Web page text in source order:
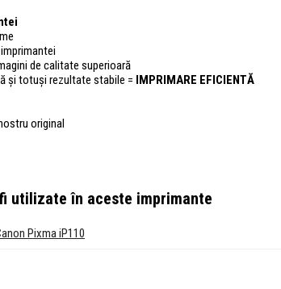
de calitate superioară
și totuși rezultate stabile =
IMPRIMARE EFICIENTĂ
original
utilizate în aceste imprimante
Pixma iP110